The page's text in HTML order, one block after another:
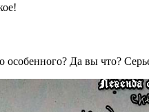
особенного? Да вы что?